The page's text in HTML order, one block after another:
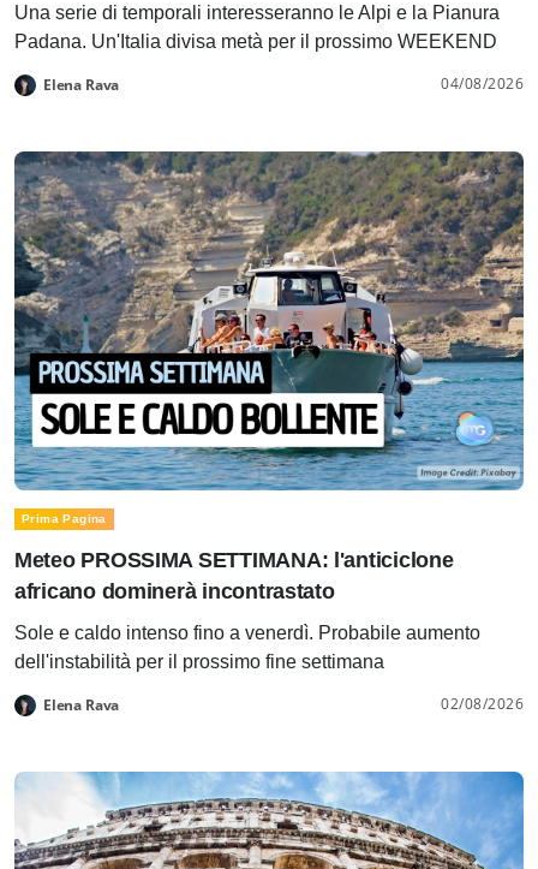
Una serie di temporali interesseranno le Alpi e la Pianura
Padana. Un'Italia divisa metà per il prossimo WEEKEND
Elena Rava 04/08/2026
Prima Pagina
Meteo PROSSIMA SETTIMANA: l'anticiclone
africano dominerà incontrastato
Sole e caldo intenso fino a venerdì. Probabile aumento
dell'instabilità per il prossimo fine settimana
Elena Rava 02/08/2026